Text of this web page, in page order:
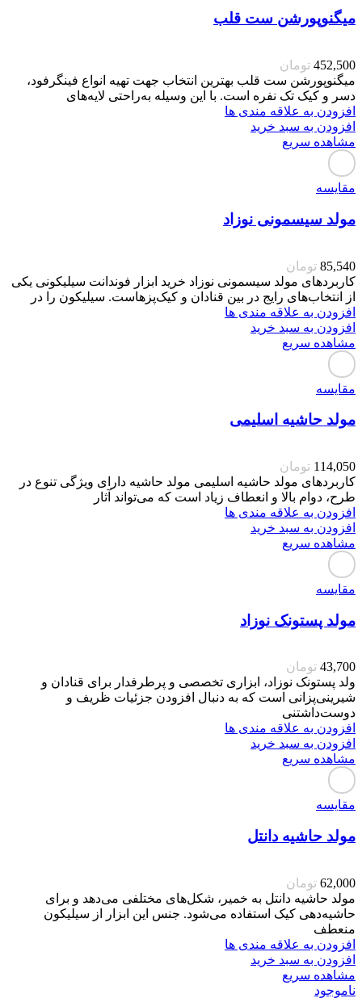
میگنوپورشن ست قلب
452,500 تومان
میگنوپورشن ست قلب بهترین انتخاب جهت تهیه انواع فینگرفود،
دسر و کیک تک نفره است. با این وسیله به‌راحتی لایه‌های
افزودن به علاقه مندی ها
افزودن به سبد خرید
مشاهده سریع
مقایسه
مولد سیسمونی نوزاد
85,540 تومان
کاربردهای مولد سیسمونی نوزاد خرید ابزار فوندانت سیلیکونی یکی
از انتخاب‌های رایج در بین قنادان و کیک‌پزهاست. سیلیکون را در
افزودن به علاقه مندی ها
افزودن به سبد خرید
مشاهده سریع
مقایسه
مولد حاشیه اسلیمی
114,050 تومان
کاربردهای مولد حاشیه اسلیمی مولد حاشیه دارای ویژگی تنوع در
طرح، دوام بالا و انعطاف زیاد است که می‌تواند آثار
افزودن به علاقه مندی ها
افزودن به سبد خرید
مشاهده سریع
مقایسه
مولد پستونک نوزاد
43,700 تومان
ولد پستونک نوزاد، ابزاری تخصصی و پرطرفدار برای قنادان و
شیرینی‌پزانی است که به دنبال افزودن جزئیات ظریف و
دوست‌داشتنی
افزودن به علاقه مندی ها
افزودن به سبد خرید
مشاهده سریع
مقایسه
مولد حاشیه دانتل
62,000 تومان
مولد حاشیه دانتل به خمیر، شکل‌های مختلفی می‌دهد و برای
حاشیه‌دهی کیک استفاده می‌شود. جنس این ابزار از سیلیکون
منعطف
افزودن به علاقه مندی ها
افزودن به سبد خرید
مشاهده سریع
ناموجود